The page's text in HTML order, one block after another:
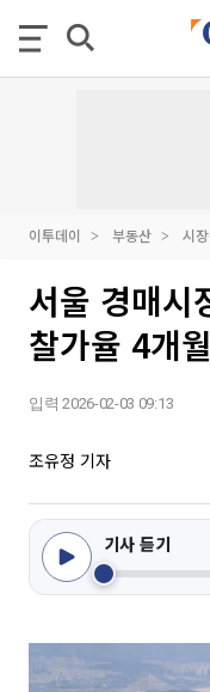
이투데이 부동산 시
서울 경매시
찰가율 4개
입력 2026-02-03 09:13
조유정 기자
기사 듣기